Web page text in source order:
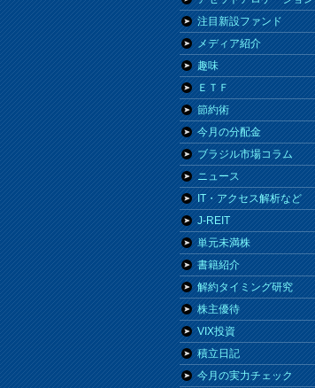
注目新設ファンド
メディア紹介
趣味
ＥＴＦ
節約術
今月の分配金
ブラジル市場コラム
ニュース
IT・アクセス解析など
J-REIT
単元未満株
書籍紹介
解約タイミング研究
株主優待
VIX投資
積立日記
今月の実力チェック